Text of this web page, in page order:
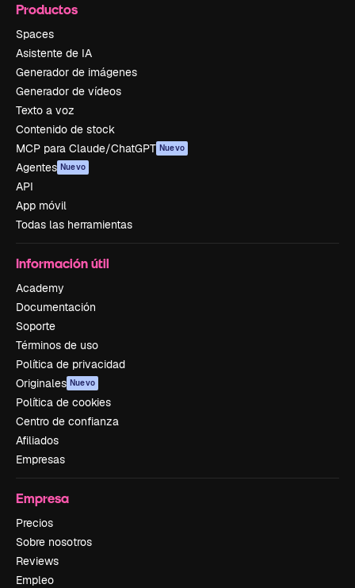
Productos
Spaces
Asistente de IA
Generador de imágenes
Generador de vídeos
Texto a voz
Contenido de stock
MCP para Claude/ChatGPT Nuevo
Agentes Nuevo
API
App móvil
Todas las herramientas
Información útil
Academy
Documentación
Soporte
Términos de uso
Política de privacidad
Originales Nuevo
Política de cookies
Centro de confianza
Afiliados
Empresas
Empresa
Precios
Sobre nosotros
Reviews
Empleo